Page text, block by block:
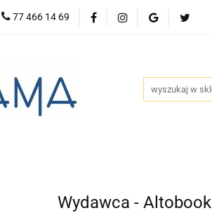
77 466 14 69
Kategorie Nowości Bestsellery
Wydawca - Altobook